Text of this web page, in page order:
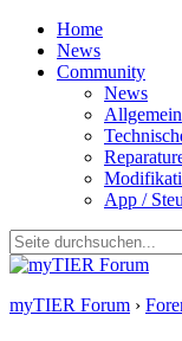
Home
News
Community
News
Allgemein
App /
myTIER Forum ›